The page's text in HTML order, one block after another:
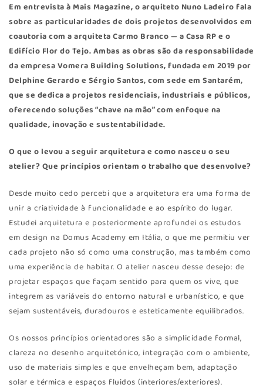
Em entrevista à Mais Magazine, oarquiteto Nuno Ladeirofala
sobre as particularidades de dois projetos desenvolvidos em
coautoria com a arquiteta Carmo Branco — a Casa RP e o
Edifício Flor do Tejo. Ambas as obras são da responsabilidade
da empresaVomera Building Solutions, fundada em 2019 por
Delphine Gerardo e Sérgio Santos, com sede em Santarém,
que se dedica a projetos residenciais, industriais e públicos,
oferecendo soluções “chave na mão” com enfoque na
qualidade, inovação e sustentabilidade.
O que o levou a seguir arquitetura e como nasceu o seu
atelier? Que princípios orientam o trabalho que desenvolve?
Desde muito cedo percebi que a arquitetura era uma forma de
unir a criatividade à funcionalidade e ao espírito do lugar.
Estudei arquitetura e posteriormente aprofundei os estudos
em design na Domus Academy em Itália, o que me permitiu ver
cada projeto não só como uma construção, mas também como
uma experiência de habitar. O atelier nasceu desse desejo: de
projetar espaços que façam sentido para quem os vive, que
integrem as variáveis do entorno natural e urbanístico, e que
sejam sustentáveis, duradouros e esteticamente equilibrados.
Os nossos princípios orientadores são a simplicidade formal,
clareza no desenho arquitetónico, integração com o ambiente,
uso de materiais simples e que envelheçam bem, adaptação
solar e térmica e espaços fluidos (interiores/exteriores).